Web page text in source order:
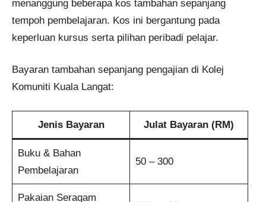
menanggung beberapa kos tambahan sepanjang
tempoh pembelajaran. Kos ini bergantung pada
keperluan kursus serta pilihan peribadi pelajar.
Bayaran tambahan sepanjang pengajian di Kolej
Komuniti Kuala Langat:
Jenis Bayaran Julat Bayaran (RM)
Buku & Bahan
Pembelajaran
50 – 300
Pakaian Seragam